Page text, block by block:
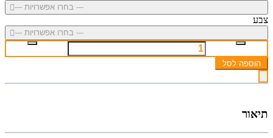
--- בחרו אפשרויות ---
צבע
--- בחרו אפשרויות ---
הוספה לסל
תיאור